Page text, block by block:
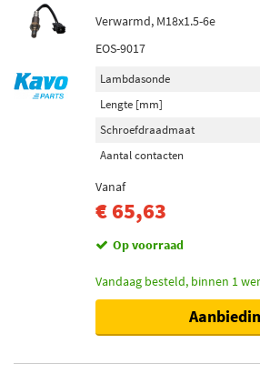
Verwarmd, M18x1.5-6e
EOS-9017
Lambdasonde
Lengte [mm]
Schroefdraadmaat
Aantal contacten
Vanaf
€ 65,63
Op voorraad
Vandaag besteld, binnen 1